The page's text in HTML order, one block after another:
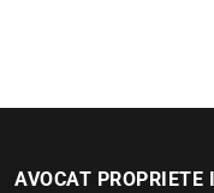
AVOCAT PROPRIETE